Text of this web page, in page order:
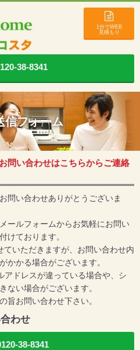
1分でWEB
見積もり
38-8341
信フォーム
問い合わせはこちらからご連絡
問い合わせありがとうございま
ールフォームからお気軽にお問い
けております。
いただきますが、お問い合わせ内
かかる場合がございます。
アドレスが違っている場合や、シ
ない場合がございます。
旨お問い合わせ下さい。
わせ
38-8341